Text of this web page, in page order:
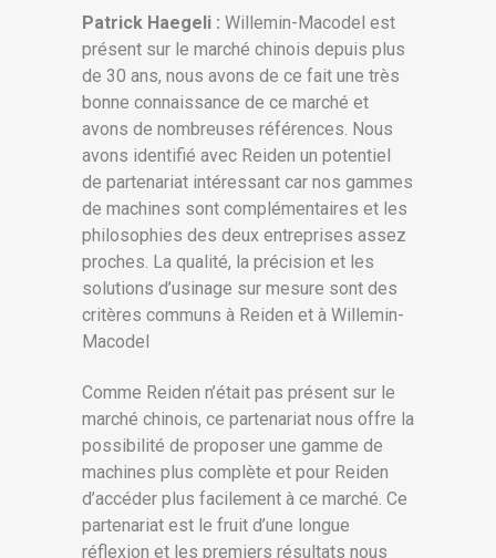
Patrick Haegeli : Willemin-Macodel est
présent sur le marché chinois depuis plus
de 30 ans, nous avons de ce fait une très
bonne connaissance de ce marché et
avons de nombreuses références. Nous
avons identifié avec Reiden un potentiel
de partenariat intéressant car nos gammes
de machines sont complémentaires et les
philosophies des deux entreprises assez
proches. La qualité, la précision et les
solutions d’usinage sur mesure sont des
critères communs à Reiden et à Willemin-
Macodel
Comme Reiden n’était pas présent sur le
marché chinois, ce partenariat nous offre la
possibilité de proposer une gamme de
machines plus complète et pour Reiden
d’accéder plus facilement à ce marché. Ce
partenariat est le fruit d’une longue
réflexion et les premiers résultats nous